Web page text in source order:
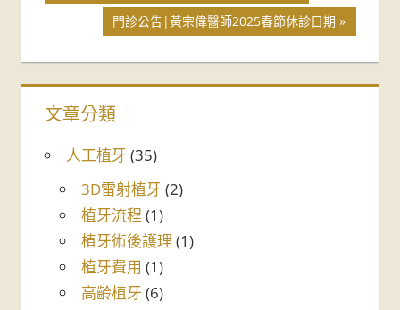
門診公告|黃宗偉醫師2025春節休診日期
文章分類
人工植牙 (35)
3D雷射植牙 (2)
植牙流程 (1)
植牙術後護理 (1)
植牙費用 (1)
高齡植牙 (6)